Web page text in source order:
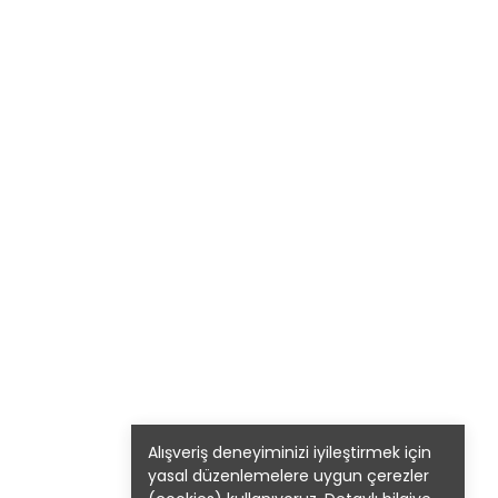
Alışveriş deneyiminizi iyileştirmek için
yasal düzenlemelere uygun çerezler